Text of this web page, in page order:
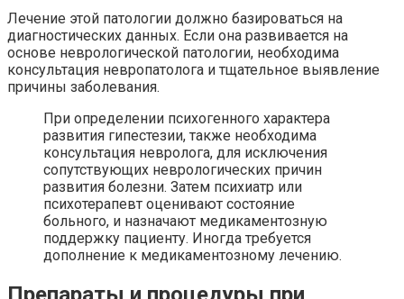
Лечение этой патологии должно базироваться на
диагностических данных. Если она развивается на
основе неврологической патологии, необходима
консультация невропатолога и тщательное выявление
причины заболевания.
При определении психогенного характера
развития гипестезии, также необходима
консультация невролога, для исключения
сопутствующих неврологических причин
развития болезни. Затем психиатр или
психотерапевт оценивают состояние
больного, и назначают медикаментозную
поддержку пациенту. Иногда требуется
дополнение к медикаментозному лечению.